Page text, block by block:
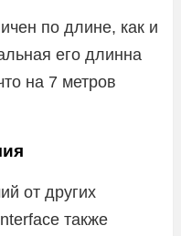
по длине, как и
его длинна
на 7 метров
от других
также